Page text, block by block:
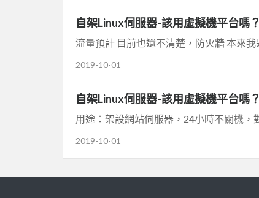
自架Linux伺服器-該用虛擬機平台嗎？
2019-10-01
自架Linux伺服器-該用虛擬機平台嗎？
2019-10-01